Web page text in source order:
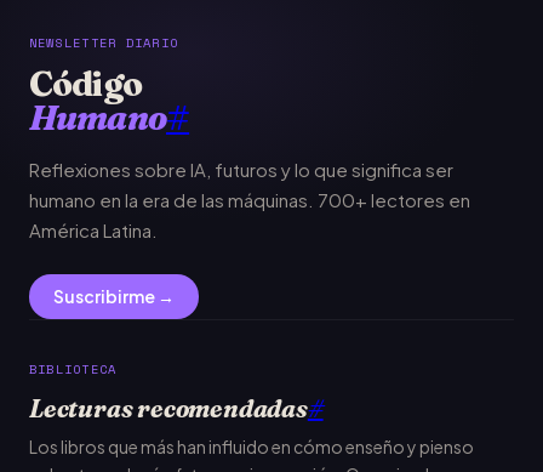
NEWSLETTER DIARIO
Código
Humano#
Reflexiones sobre IA, futuros y lo que significa ser
humano en la era de las máquinas. 700+ lectores en
América Latina.
Suscribirme →
BIBLIOTECA
Lecturas recomendadas#
Los libros que más han influido en cómo enseño y pienso